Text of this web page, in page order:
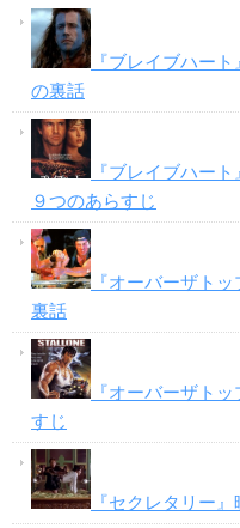
『ブレイブハー
の裏話
『ブレイブハー
９つのあらすじ
『オーバーザト
裏話
『オーバーザト
すじ
『セクレタリー